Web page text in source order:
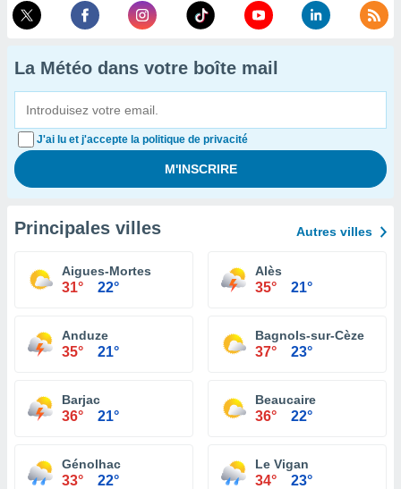
La Météo dans votre boîte mail
J'ai lu et j'accepte la politique de privacité
Principales villes Autres villes
Aigues-Mortes
31° 22°
Alès
35° 21°
Anduze
35° 21°
Bagnols-sur-Cèze
37° 23°
Barjac
36° 21°
Beaucaire
36° 22°
Génolhac
33° 22°
Le Vigan
34° 23°